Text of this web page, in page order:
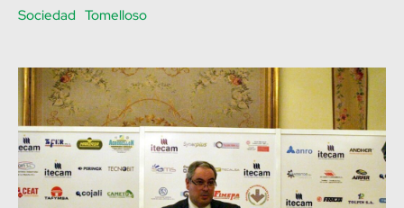
Sociedad Tomelloso